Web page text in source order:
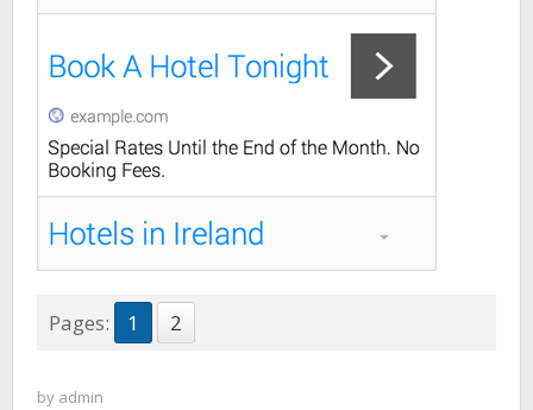
Pages: 1 2
by admin